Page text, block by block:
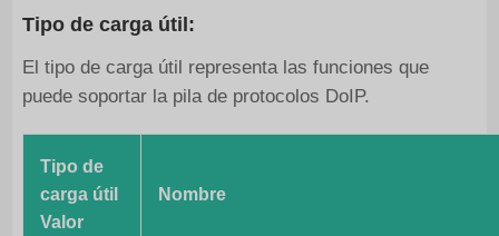
Tipo de carga útil:
El tipo de carga útil representa las funciones que
puede soportar la pila de protocolos DoIP.
Tipo de
carga útil
Valor
Nombre